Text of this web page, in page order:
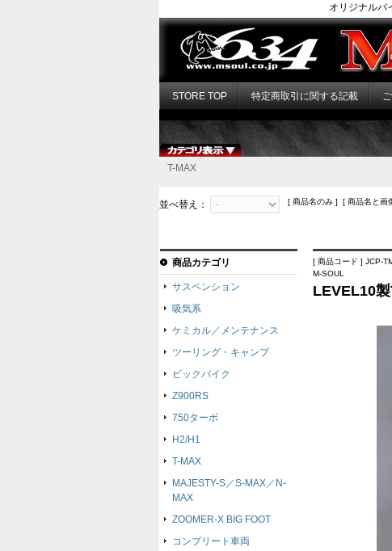
オリジナルバ
STORE TOP 特定商取引に関する記載
T-MAX
並べ替え： [ 商品名のみ ] [ 商品名と画
[ 商品コード ] JCP-
M-SOUL
LEVEL10
商品カテゴリ
サスペンション
吸気系
ケミカル／メンテナンス
ツーリング・キャンプ
ビックバイク
Z900RS
750ターボ
H2/H1
T-MAX
MAJESTY-S／S-MAX／N-
MAX
ZOOMER-X BIG FOOT
コンプリート車両